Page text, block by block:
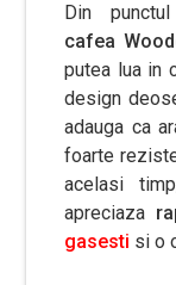
Din
cafea
putea lua in
design
adauga ca
foarte
acelasi
apreciaza
gasesti si o